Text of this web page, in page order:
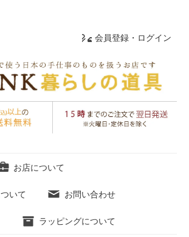
会員登録・ログイン
お店について
いて お問い合わせ
ラッピングについて